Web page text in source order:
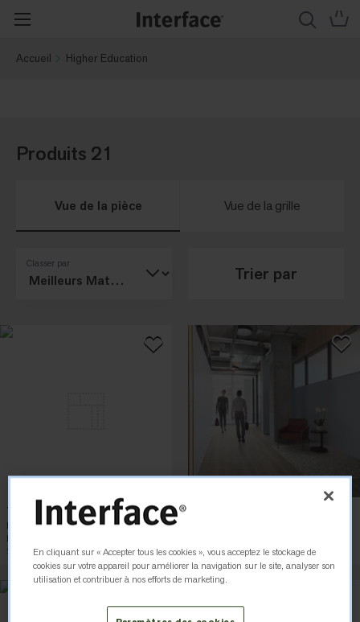
Accueil Higher Education
Produits 21
Vue de la pièce Vue de la grille
Classer par
Trier par
Textured Stones 4.5 mm
Level Set Collection
Dark Concrete
5 couleurs
Square Tile
14 couleurs
Plank Tile
En cliquant sur « Accepter tous les cookies », vous acceptez le stockage de
cookies sur votre appareil pour améliorer la navigation sur le site, analyser son
utilisation et contribuer à nos efforts de marketing.